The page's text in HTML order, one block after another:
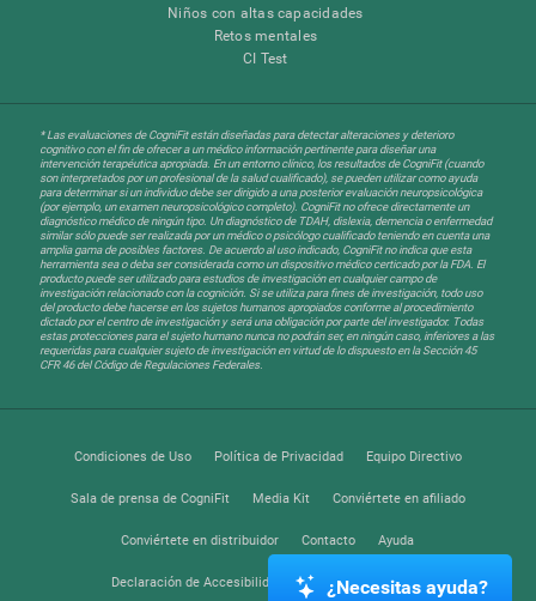
Niños con altas capacidades
Retos mentales
CI Test
* Las evaluaciones de CogniFit están diseñadas para detectar alteraciones y deterioro
cognitivo con el fin de ofrecer a un médico información pertinente para diseñar una
intervención terapéutica apropiada. En un entorno clínico, los resultados de CogniFit (cuando
son interpretados por un profesional de la salud cualificado), se pueden utilizar como ayuda
para determinar si un individuo debe ser dirigido a una posterior evaluación neuropsicológica
(por ejemplo, un examen neuropsicológico completo). CogniFit no ofrece directamente un
diagnóstico médico de ningún tipo. Un diagnóstico de TDAH, dislexia, demencia o enfermedad
similar sólo puede ser realizada por un médico o psicólogo cualificado teniendo en cuenta una
amplia gama de posibles factores. De acuerdo al uso indicado, CogniFit no indica que esta
herramienta sea o deba ser considerada como un dispositivo médico certicado por la FDA. El
producto puede ser utilizado para estudios de investigación en cualquier campo de
investigación relacionado con la cognición. Si se utiliza para fines de investigación, todo uso
del producto debe hacerse en los sujetos humanos apropiados conforme al procedimiento
dictado por el centro de investigación y será una obligación por parte del investigador. Todas
estas protecciones para el sujeto humano nunca no podrán ser, en ningún caso, inferiores a las
requeridas para cualquier sujeto de investigación en virtud de lo dispuesto en la Sección 45
CFR 46 del Código de Regulaciones Federales.
Condiciones de Uso Política de Privacidad Equipo Directivo
Sala de prensa de CogniFit Media Kit Conviértete en afiliado
Conviértete en distribuidor Contacto Ayuda
Declaración de Accesibilidad Centro de Confianza
¿Necesitas ayuda?